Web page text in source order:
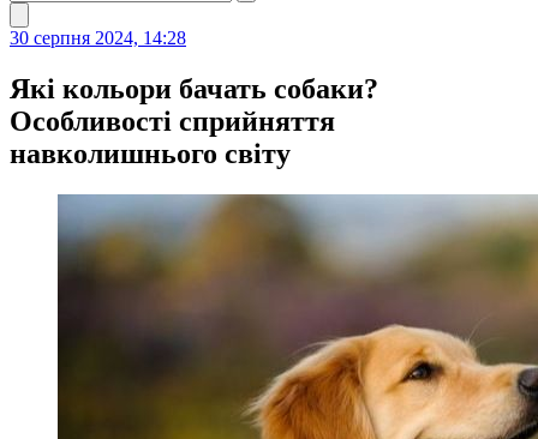
30 серпня 2024, 14:28
Які кольори бачать собаки?
Особливості сприйняття
навколишнього світу